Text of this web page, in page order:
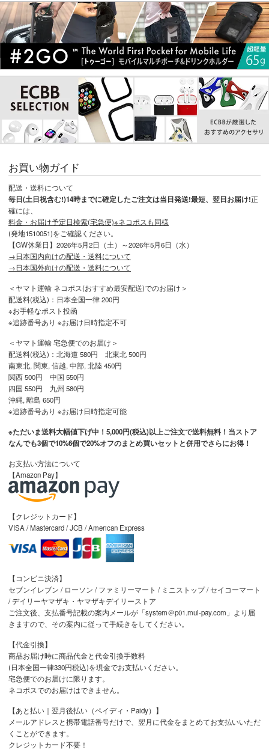
お買い物ガイド
配送・送料について
毎日(土日祝含む!)14時までに確定したご注文は当日発送!最短、翌日お届け!正
確には、
料金・お届け予定日検索(宅急便)※ネコポスも同様
(発地1510051)をご確認ください。
【GW休業日】2026年5月2日（土）～2026年5月6日（水）
→日本国内向けの配送・送料について
→日本国外向けの配送・送料について
＜ヤマト運輸 ネコポス(おすすめ最安配送)でのお届け＞
配送料(税込)：日本全国一律 200円
※お手軽なポスト投函
※追跡番号あり ※お届け日時指定不可
＜ヤマト運輸 宅急便でのお届け＞
配送料(税込)：北海道 580円 北東北 500円
南東北, 関東, 信越, 中部, 北陸 450円
関西 500円 中国 550円
四国 550円 九州 580円
沖縄, 離島 650円
※追跡番号あり ※お届け日時指定可能
※ただいま送料大幅値下げ中！5,000円(税込)以上ご注文で送料無料！当ストア
なんでも3個で10%6個で20%オフのまとめ買いセットと併用でさらにお得！
お支払い方法について
【Amazon Pay】
【クレジットカード】
VISA / Mastercard / JCB / American Express
【コンビニ決済】
セブンイレブン / ローソン / ファミリーマート / ミニストップ / セイコーマート
/ デイリーヤマザキ・ヤマザキデイリーストア
ご注文後、支払番号記載の案内メールが「system＠p01.mul-pay.com」より届
きますので、その案内に従って手続きをしてください。
【代金引換】
商品お届け時に商品代金と代金引換手数料
(日本全国一律330円税込)を現金でお支払いください。
宅急便でのお届けに限ります。
ネコポスでのお届けはできません。
【あと払い｜翌月後払い（ペイディ・Paidy）】
メールアドレスと携帯電話番号だけで、翌月に代金をまとめてお支払いいただ
くことができます。
クレジットカード不要！